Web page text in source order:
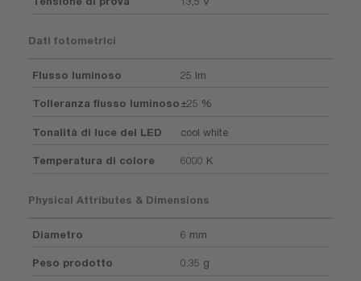
Dati fotometrici
Flusso luminoso 25 lm
Tolleranza flusso luminoso±25 %
Tonalità di luce del LED cool white
Temperatura di colore 6000 K
Physical Attributes & Dimensions
Diametro 6 mm
Peso prodotto 0.35 g